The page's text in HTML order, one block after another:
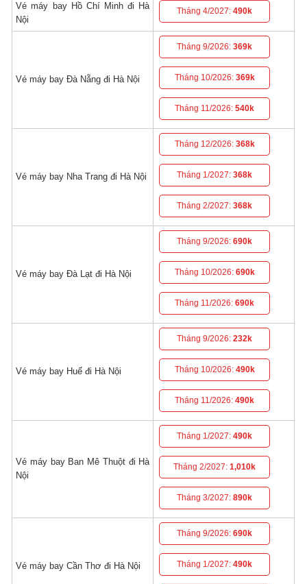
Vé máy bay Hồ Chí Minh đi Hà
Nội
Tháng 4/2027:490k
Vé máy bay Đà Nẵng đi Hà Nội
Tháng 9/2026:369k
Tháng 10/2026: 369k
Tháng 11/2026:540k
Vé máy bay Nha Trang đi Hà Nội
Tháng 12/2026: 368k
Tháng 1/2027:368k
Tháng 2/2027:368k
Vé máy bay Đà Lạt đi Hà Nội
Tháng 9/2026:690k
Tháng 10/2026: 690k
Tháng 11/2026:690k
Vé máy bay Huế đi Hà Nội
Tháng 9/2026:232k
Tháng 10/2026: 490k
Tháng 11/2026:490k
Vé máy bay Ban Mê Thuột đi Hà
Nội
Tháng 1/2027:490k
Tháng 2/2027:1,010k
Tháng 3/2027:890k
Vé máy bay Cần Thơ đi Hà Nội
Tháng 9/2026:690k
Tháng 1/2027:490k